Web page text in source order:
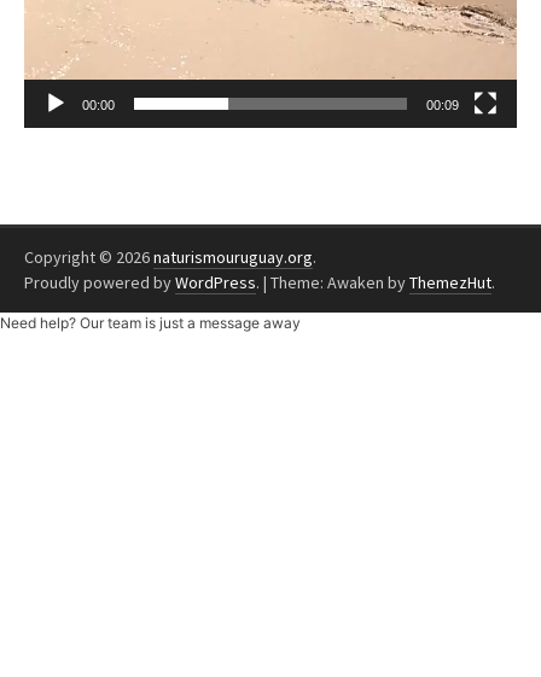
00:00 00:09
Copyright © 2026naturismouruguay.org.
Proudly powered byWordPress. | Theme: Awaken byThemezHut.
Need help? Our team is just a message away